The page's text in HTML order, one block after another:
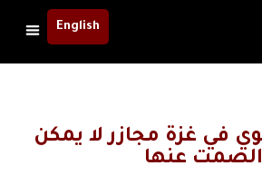
English
في غزة مجازر لا يمكن
الصمت عنها